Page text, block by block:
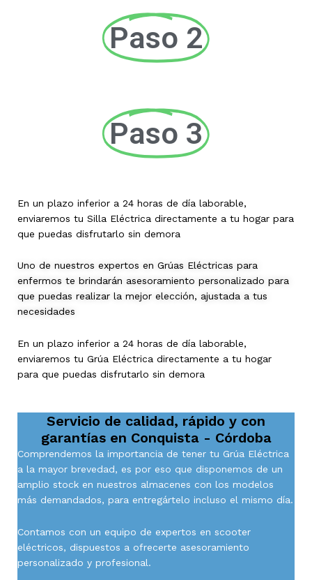
Paso 2
Paso 3
En un plazo inferior a 24 horas de día laborable,
enviaremos tu Silla Eléctrica directamente a tu hogar para
que puedas disfrutarlo sin demora
Uno de nuestros expertos en Grúas Eléctricas para
enfermos te brindarán asesoramiento personalizado para
que puedas realizar la mejor elección, ajustada a tus
necesidades
En un plazo inferior a 24 horas de día laborable,
enviaremos tu Grúa Eléctrica directamente a tu hogar
para que puedas disfrutarlo sin demora
Servicio de calidad, rápido y con
garantías en Conquista - Córdoba
Comprendemos la importancia de tener tu Grúa Eléctrica
a la mayor brevedad, es por eso que disponemos de un
amplio stock en nuestros almacenes con los modelos
más demandados, para entregártelo incluso el mismo día.
Contamos con un equipo de expertos en scooter
eléctricos, dispuestos a ofrecerte asesoramiento
personalizado y profesional.